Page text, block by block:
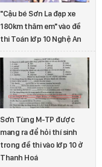
"Cậu bé Sơn La đạp xe
180km thăm em" vào đề
thi Toán lớp 10 Nghệ An
Sơn Tùng M-TP được
mang ra để hỏi thí sinh
trong đề thi vào lớp 10 ở
Thanh Hoá